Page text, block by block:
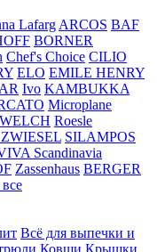
Lafarg ARCOS BAF
BORNER
Chef's Choice CILIO
ELO EMILE HENRY
Ivo KAMBUKKA
Microplane
Roesle
SILAMPOS
Scandinavia
Zassenhaus BERGER
Всё для выпечки и
Ковши Крышки